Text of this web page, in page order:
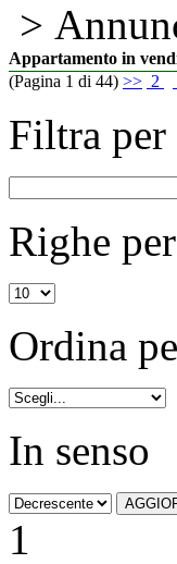
>
Appartamento in
(Pagina 1 di 44) >> 2
Filtra per
Righe
Ordina
In senso
1